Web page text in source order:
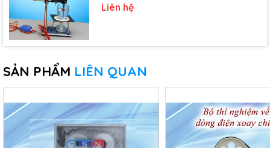
Liên hệ
SẢN PHẨM LIÊN QUAN